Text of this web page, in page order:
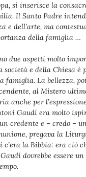
si inserisce la
Il Santo Padre
e dell’arte, ma
della famiglia …
due aspetti molto
società e della Chiesa è
famiglia. La bellezza,
al Mistero
anche per
Gaudí era molto
credente e – credo –
pregava la
c’era la Bibbia: era ciò
dovrebbe essere